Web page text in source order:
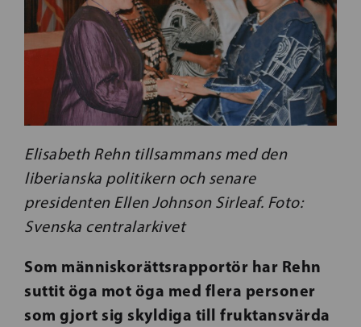
Elisabeth Rehn tillsammans med den
liberianska politikern och senare
presidenten Ellen Johnson Sirleaf. Foto:
Svenska centralarkivet
Som människorättsrapportör har Rehn
suttit öga mot öga med flera personer
som gjort sig skyldiga till fruktansvärda